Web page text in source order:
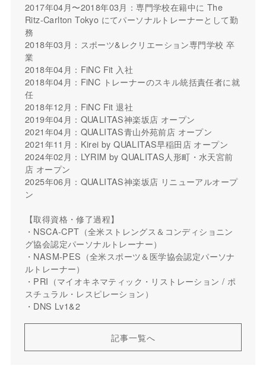
2017年04月〜2018年03月：専門学校在籍中に The
Ritz-Carlton Tokyo にてパーソナルトレーナーとして勤
務
2018年03月：スポーツ&レクリエーション専門学校 卒
業
2018年04月：FiNC Fit 入社
2018年04月：FiNC トレーナーのスキル統括責任者に就
任
2018年12月：FiNC Fit 退社
2019年04月：QUALITAS神楽坂店 オープン
2021年04月：QUALITAS青山外苑前店 オープン
2021年11月：Kirei by QUALITAS早稲田店 オープン
2024年02月：LYRIM by QUALITAS人形町・水天宮前
店 オープン
2025年06月：QUALITAS神楽坂店 リニューアルオープ
ン
【取得資格・修了過程】
・NSCA-CPT（全米ストレングス＆コンディショニン
グ協会認定パーソナルトレーナー）
・NASM-PES（全米スポーツ＆医学協会認定パーソナ
ルトレーナー）
・PRI（マイオキネマティック・リストレーション / ポ
スチュラル・レスピレーション）
・DNS Lv1&2
記事一覧へ